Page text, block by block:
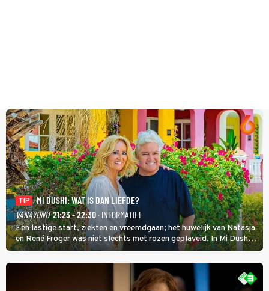
TIP
MI DUSHI: WAT IS DAN LIEFDE?
VANAVOND 21:23 - 22:30 · INFORMATIEF
Een lastige start, ziekten en vreemdgaan; het huwelijk van Natasja
en René Froger was niet slechts met rozen geplaveid. In Mi Dushi:
Wat Is Dan Liefde? neemt Wilfred Genee het showbizzkoppel mee
uit vissen om het over de liefde te hebben.